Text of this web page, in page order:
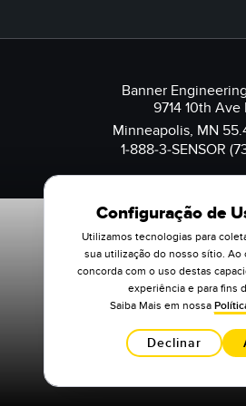
Banner
9714 10th Ave
Minneapolis, MN
1-888-3-SENSOR
Configuração de
Utilizamos tecnologias para
sua utilização do nosso sítio. Ao
concorda com o uso destas
experiência e para fins
Saiba Mais em nossa
Declinar